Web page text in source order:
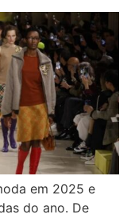
em 2025 e
do ano. De